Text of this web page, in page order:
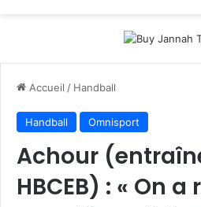
Accueil / Handball
Handball Omnisport
Achour
HBCEB) : « On